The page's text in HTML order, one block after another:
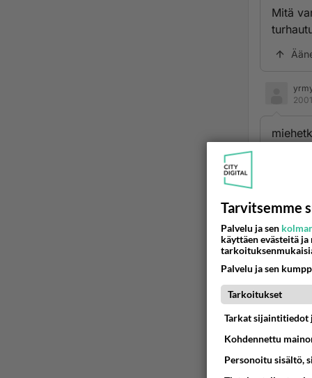
Mitä
eipä
sanoo,
on
Tarvitsemme
Palvelu ja sen
käyttäen evästeitä
Palvelu ja sen
Tarkoitukset
Tarkat sijaintitiedot
Kohdennettu
Personoitu sisältö,